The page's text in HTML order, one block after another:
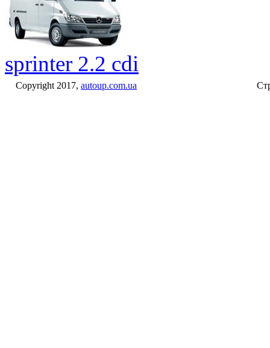
sprinter 2.2 cdi
Copyright 2017, autoup.com.ua